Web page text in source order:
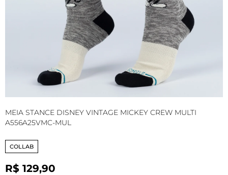
MEIA STANCE DISNEY VINTAGE MICKEY CREW MULTI
A556A25VMC-MUL
COLLAB
R$ 129,90